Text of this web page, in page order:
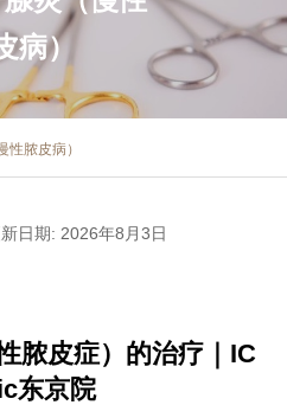
病）
性脓皮病）
日期: 2026年8月3日
脓皮症）的治疗｜IC
东京院